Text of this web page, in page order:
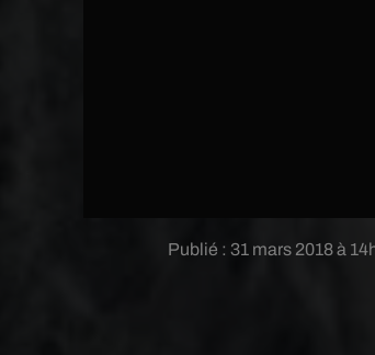
Publié : 31 mars 2018 à